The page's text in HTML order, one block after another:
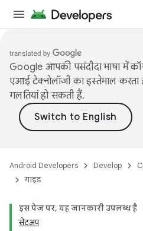
Google आपकी पसंदीदा भाषा में
एआई टेक्नोलॉजी का इस्तेमाल
गलतियां हो सकती हैं.
Android Developers Develop
गाइड
इस पेज पर, यह जानकारी उपलब्ध है
सेटअप